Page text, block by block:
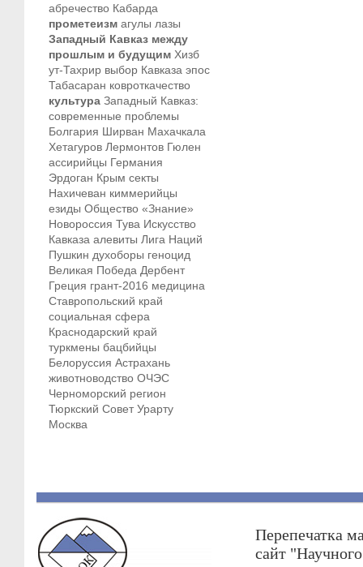
абречество Кабарда
прометеизм агулы лазы
Западный Кавказ между
прошлым и будущим Хизб
ут-Тахрир выбор Кавказа эпос
Табасаран ковроткачество
культура Западный Кавказ:
современные проблемы
Болгария Ширван Махачкала
Хетагуров Лермонтов Гюлен
ассирийцы Германия
Эрдоган Крым секты
Нахичеван киммерийцы
езиды Общество «Знание»
Новороссия Тува Искусство
Кавказа алевиты Лига Наций
Пушкин духоборы геноцид
Великая Победа Дербент
Греция грант-2016 медицина
Ставропольский край
социальная сфера
Краснодарский край
туркмены бацбийцы
Белоруссия Астрахань
животноводство ОЧЭС
Черноморский регион
Тюркский Совет Урарту
Москва
Перепечатка
сайт